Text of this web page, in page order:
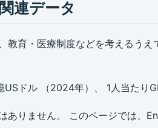
連データ
教育・医療制度などを考えるう
ドル （2024年）、 1人当た
ありません。 このページでは、